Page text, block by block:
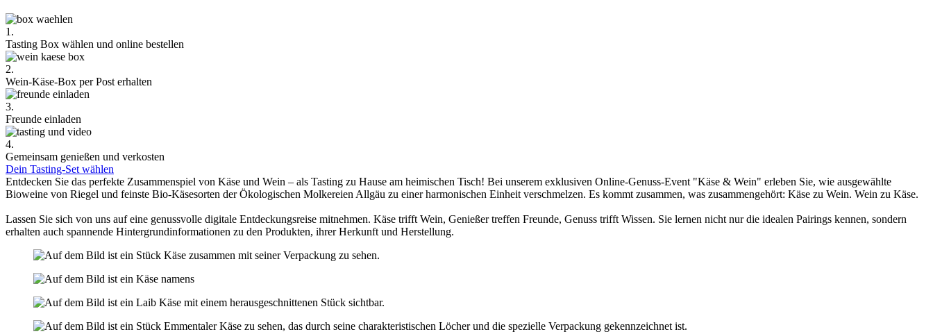
1.
Tasting Box wählen und online bestellen
2.
Wein-Käse-Box per Post erhalten
3.
Freunde einladen
4.
Gemeinsam genießen und verkosten
Dein Tasting-Set wählen
Entdecken Sie das perfekte Zusammenspiel von Käse und Wein – als Tasting zu Hause am heimischen Tisch! Bei unserem exklusiven Online-Genuss-Event "Käse & Wein" erleben Sie, wie ausgewählte
Bioweine von Riegel und feinste Bio-Käsesorten der Ökologischen Molkereien Allgäu zu einer harmonischen Einheit verschmelzen. Es kommt zusammen, was zusammengehört: Käse zu Wein. Wein zu Käse.
Lassen Sie sich von uns auf eine genussvolle digitale Entdeckungsreise mitnehmen. Käse trifft Wein, Genießer treffen Freunde, Genuss trifft Wissen. Sie lernen nicht nur die idealen Pairings kennen, sondern
erhalten auch spannende Hintergrundinformationen zu den Produkten, ihrer Herkunft und Herstellung.